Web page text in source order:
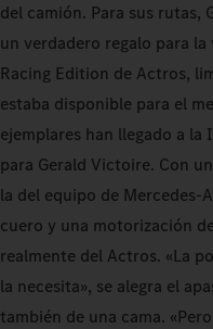
del camión. Para sus rutas,
un verdadero regalo para
Racing Edition de Actros,
estaba disponible para el
ejemplares han llegado a la
para Gerald Victoire. Con
la del equipo de Mercedes-
cuero y una motorización
realmente del Actros. «La
la necesita», se alegra el
también de una cama.